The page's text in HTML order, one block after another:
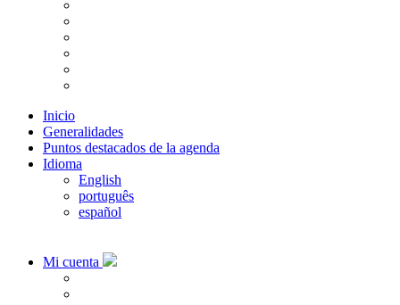
Inicio
Generalidades
Puntos destacados de la agenda
Idioma
English
português
español
Mi cuenta